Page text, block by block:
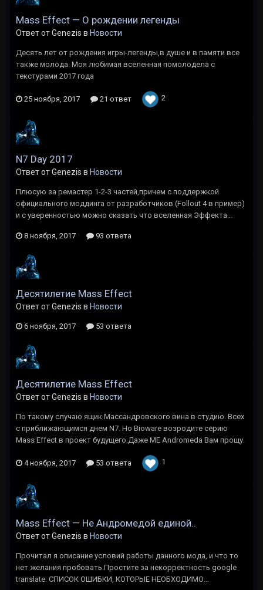
Mass Effect — О рождении легенды
Ответ от Genezis в Новости
Десять лет от рождения игры-легенды,в душе и в памяти все
также молода. Моя любимая вселенная помолодела с
текстурами 2017 года
25 ноября, 2017 21 ответ 2
N7 Day 2017
Ответ от Genezis в Новости
Плюсую за ремастер 1-2-3 частей,причем с поддержкой
официального моддинга от разработчиков (Follout 4 в пример)
и с уверенностью можно сказать что вселенная Эффекта...
8 ноября, 2017 93 ответа
Десятилетие Mass Effect
Ответ от Genezis в Новости
6 ноября, 2017 53 ответа
Десятилетие Mass Effect
Ответ от Genezis в Новости
По такому случаю ящик Маcсандровского вина в студию. Всех
с приближающимся днем N7. Но Bioware возродите серию
Mass Effect в проект будущего.Даже ME Andromeda Вам прощу.
4 ноября, 2017 53 ответа 1
Mass Effect — Не Андромедой единой..
Ответ от Genezis в Новости
Прочитал я описание условий работы данного мода, и что то
нет желания пробовать.Простите за некорректность google
translate: СПИСОК ОШИБКИ, КОТОРЫЕ НЕОБХОДИМО...